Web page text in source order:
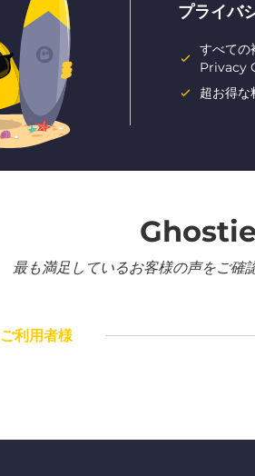
プライバ
すべて
Privacy
超お得な
最も満足しているお客様の声をご確
ご利用者様